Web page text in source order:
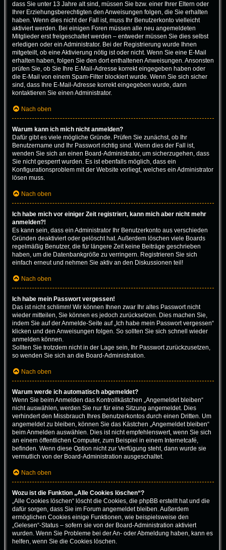
dass Sie unter 13 Jahre alt sind, müssen Sie bzw. einer Ihrer Eltern oder
Ihrer Erziehungsberechtigten den Anweisungen folgen, die Sie erhalten
haben. Wenn dies nicht der Fall ist, muss Ihr Benutzerkonto vielleicht
aktiviert werden. Bei einigen Foren müssen alle neu angemeldeten
Mitglieder erst freigeschaltet werden – entweder müssen Sie dies selbst
erledigen oder ein Administrator. Bei der Registrierung wurde Ihnen
mitgeteilt, ob eine Aktivierung nötig ist oder nicht. Wenn Sie eine E-Mail
erhalten haben, folgen Sie den dort enthaltenen Anweisungen. Ansonsten
prüfen Sie, ob Sie Ihre E-Mail-Adresse korrekt eingegeben haben oder
die E-Mail von einem Spam-Filter blockiert wurde. Wenn Sie sich sicher
sind, dass Ihre E-Mail-Adresse korrekt eingegeben wurde, dann
kontaktieren Sie einen Administrator.
Nach oben
Warum kann ich mich nicht anmelden?
Dafür gibt es viele mögliche Gründe. Prüfen Sie zunächst, ob Ihr
Benutzername und Ihr Passwort richtig sind. Wenn dies der Fall ist,
wenden Sie sich an einen Board-Administrator, um sicherzugehen, dass
Sie nicht gesperrt wurden. Es ist ebenfalls möglich, dass ein
Konfigurationsproblem mit der Website vorliegt, welches ein Administrator
lösen muss.
Nach oben
Ich habe mich vor einiger Zeit registriert, kann mich aber nicht mehr
anmelden?!
Es kann sein, dass ein Administrator Ihr Benutzerkonto aus verschieden
Gründen deaktiviert oder gelöscht hat. Außerdem löschen viele Boards
regelmäßig Benutzer, die für längere Zeit keine Beiträge geschrieben
haben, um die Datenbankgröße zu verringern. Registrieren Sie sich
einfach erneut und nehmen Sie aktiv an den Diskussionen teil!
Nach oben
Ich habe mein Passwort vergessen!
Das ist nicht schlimm! Wir können Ihnen zwar Ihr altes Passwort nicht
wieder mitteilen, Sie können es jedoch zurücksetzen. Dies machen Sie,
indem Sie auf der Anmelde-Seite auf „Ich habe mein Passwort vergessen“
klicken und den Anweisungen folgen. So sollten Sie sich schnell wieder
anmelden können.
Sollten Sie trotzdem nicht in der Lage sein, Ihr Passwort zurückzusetzen,
so wenden Sie sich an die Board-Administration.
Nach oben
Warum werde ich automatisch abgemeldet?
Wenn Sie beim Anmelden das Kontrollkästchen „Angemeldet bleiben“
nicht auswählen, werden Sie nur für eine Sitzung angemeldet. Dies
verhindert den Missbrauch Ihres Benutzerkontos durch einen Dritten. Um
angemeldet zu bleiben, können Sie das Kästchen „Angemeldet bleiben“
beim Anmelden auswählen. Dies ist nicht empfehlenswert, wenn Sie sich
an einem öffentlichen Computer, zum Beispiel in einem Internetcafé,
befinden. Wenn diese Option nicht zur Verfügung steht, dann wurde sie
vermutlich von der Board-Administration ausgeschaltet.
Nach oben
Wozu ist die Funktion „Alle Cookies löschen“?
„Alle Cookies löschen“ löscht die Cookies, die phpBB erstellt hat und die
dafür sorgen, dass Sie im Forum angemeldet bleiben. Außerdem
ermöglichen Cookies einige Funktionen, wie beispielsweise den
„Gelesen“-Status – sofern sie von der Board-Administration aktiviert
wurden. Wenn Sie Probleme bei der An- oder Abmeldung haben, kann es
helfen, wenn Sie die Cookies löschen.